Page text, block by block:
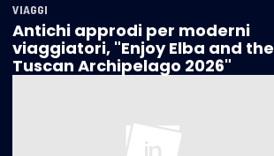
VIAGGI
Antichi approdi per moderni
viaggiatori, "Enjoy Elba and the
Tuscan Archipelago 2026"